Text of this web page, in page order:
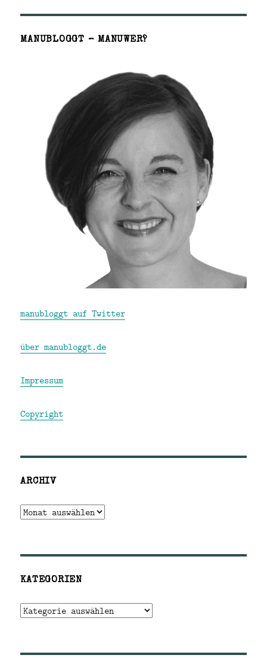
MANUBLOGGT – MANUWER?
manubloggt auf Twitter
über manubloggt.de
Impressum
Copyright
ARCHIV
Archiv
KATEGORIEN
Kategorien